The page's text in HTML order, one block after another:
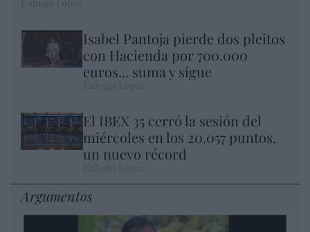
Isabel Pantoja pierde dos pleitos
con Hacienda por 700.000
euros... suma y sigue
El IBEX 35 cerró la sesión del
miércoles en los 20.057 puntos,
un nuevo récord
Argumentos